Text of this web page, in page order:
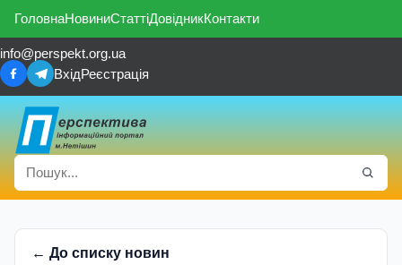
ГоловнаНовиниСтаттіДовідникКонтакти
info@perspekt.org.ua
ВхідРеєстрація
← До списку новин